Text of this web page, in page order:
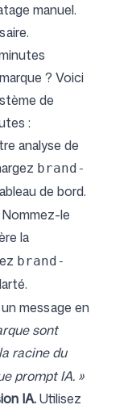
manuel.
? Voici
de
:
analyse de
brand-
de bord.
Nommez-le
la
brand-
message en
sont
racine du
prompt IA. »
IA.Utilisez